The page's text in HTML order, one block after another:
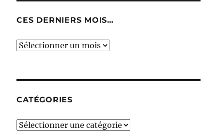
CES DERNIERS MOIS…
Ces
CATÉGORIES
Catégories